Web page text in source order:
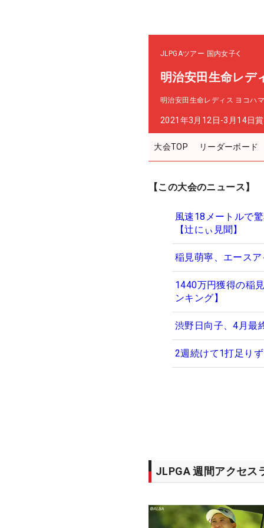
JLPGAツアー 国内女子
明治安田生命レデ
明治安田生命レディス ヨコハ
2021年3月12日-3月14日
大会TOP リーダーボード
【この大会のニュース】
風速18メートルで
【辻にぃ見聞】
稲見萌寧、エース
1440万円獲得の稲
ンキング】
渋野日向子、4月最
2週続けて1打足り
JLPGA 週間アクセス